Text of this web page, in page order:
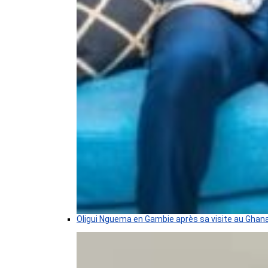
Oligui Nguema en Gambie après sa visite au